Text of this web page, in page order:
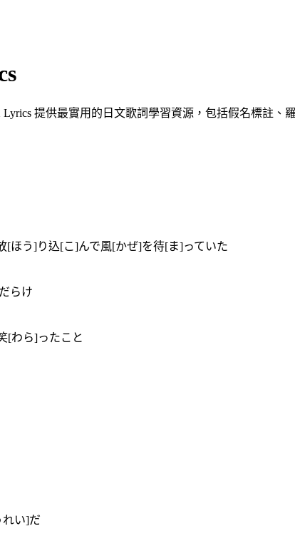
提供最實用的日文歌詞學習資源，包括假名標註、
ほう]り込[こ]んで風[かぜ]を待[ま]っていた
らけ
[わら]ったこと
い]だ